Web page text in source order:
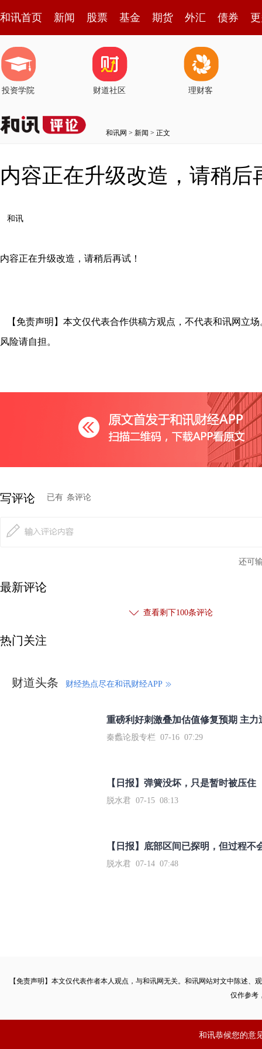
和讯首页 新闻 股票 基金 期货 外汇 债券
投资学院 财道社区 理财客
和讯网 > 新闻 > 正文
内容正在升级改造，请稍后
和讯
内容正在升级改造，请稍后再试！
【免责声明】本文仅代表合作供稿方观点，不代表和讯网立
风险请自担。
写评论 已有 条评论
还可
最新评论
查看剩下100条评论
热门关注
财道头条 财经热点尽在和讯财经APP
秦蠡论股专栏 07-16 07:29
【日报】弹簧没坏，只是暂时被压住
脱水君 07-15 08:13
【日报】底部区间已探明，但过程不
脱水君 07-14 07:48
【免责声明】本文仅代表作者本人观点，与和讯网无关。和讯网站对文中陈述
仅作参考
和讯恭候您的意